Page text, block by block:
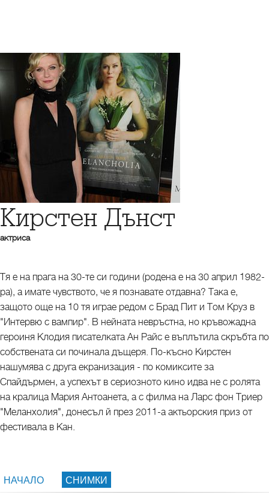
Кирстен Дънст
актриса
Тя е на прага на 30-те си години (родена е на 30 април 1982-
ра), а имате чувството, че я познавате отдавна? Така е,
защото още на 10 тя играе редом с Брад Пит и Том Круз в
"Интервю с вампир". В нейната невръстна, но кръвожадна
героиня Клодия писателката Ан Райс е въплътила скръбта по
собствената си починала дъщеря. По-късно Кирстен
нашумява с друга екранизация - по комиксите за
Спайдърмен, а успехът в сериозното кино идва не с ролята
на кралица Мария Антоанета, а с филма на Ларс фон Триер
"Меланхолия", донесъл й през 2011-а актьорския приз от
фестивала в Кан.
НАЧАЛО СНИМКИ